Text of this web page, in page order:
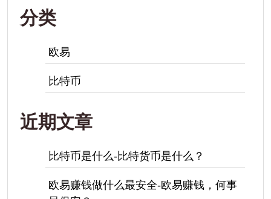
分类
欧易
比特币
近期文章
比特币是什么-比特货币是什么？
欧易赚钱做什么最安全-欧易赚钱，何事